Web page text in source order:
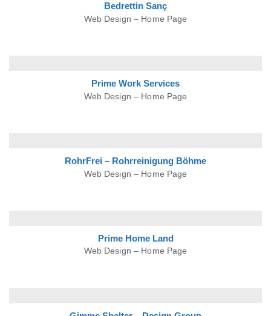
Bedrettin Sanç
Web Design – Home Page
Prime Work Services
Web Design – Home Page
RohrFrei – Rohrreinigung Böhme
Web Design – Home Page
Prime Home Land
Web Design – Home Page